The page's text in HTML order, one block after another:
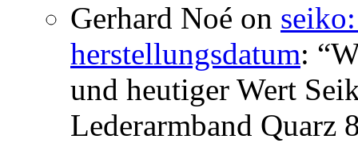
Gerhard Noé on
herstellungsdatum: “
und heutiger Wert
Lederarmband Quarz